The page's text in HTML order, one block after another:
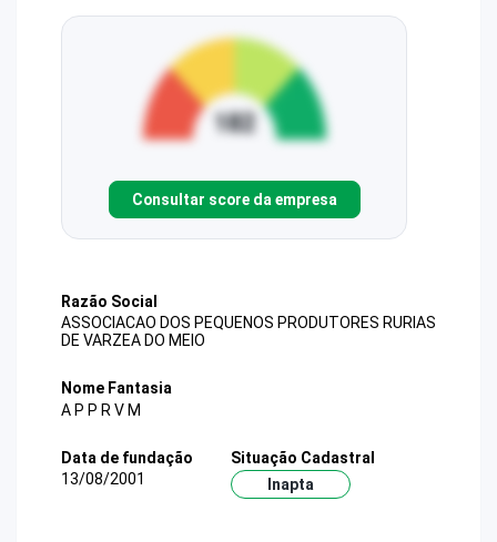
Consultar score da empresa
Razão Social
ASSOCIACAO DOS PEQUENOS PRODUTORES RURIAS
DE VARZEA DO MEIO
Nome Fantasia
A P P R V M
Data de fundação
13/08/2001
Situação Cadastral
Inapta